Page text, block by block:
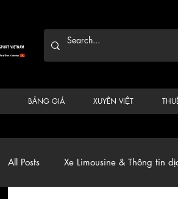
BẢNG GIÁ XUYÊN VIỆT
All Posts Xe Limousine & Thông tin